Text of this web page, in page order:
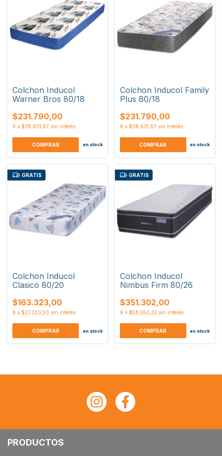
Colchon Inducol
Warner Bros 80/18
$231.790,00
6 x $38.631,67 sin interés
COMPRAR en stock
Colchon Inducol Family
Plus 80/18
$231.790,00
6 x $38.631,67 sin interés
COMPRAR en stock
GRATIS
Colchon Inducol
Clasico 80/20
$163.323,00
6 x $27.220,50 sin interés
COMPRAR en stock
GRATIS
Colchon Inducol
Nimbus Firm 80/26
$351.302,00
6 x $58.550,33 sin interés
COMPRAR en stock
PRODUCTOS